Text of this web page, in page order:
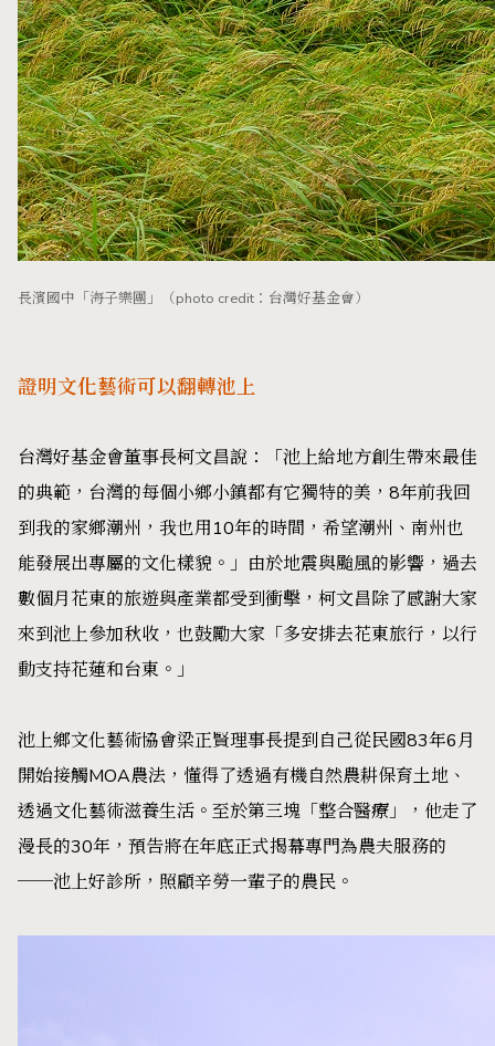
長濱國中「海子樂團」（photo credit：台灣好基金會）
證明文化藝術可以翻轉池上
台灣好基金會董事長柯文昌說：「池上給地方創生帶來最佳
的典範，台灣的每個小鄉小鎮都有它獨特的美，8年前我回
到我的家鄉潮州，我也用10年的時間，希望潮州、南州也
能發展出專屬的文化樣貌。」由於地震與颱風的影響，過去
數個月花東的旅遊與產業都受到衝擊，柯文昌除了感謝大家
來到池上參加秋收，也鼓勵大家「多安排去花東旅行，以行
動支持花蓮和台東。」
池上鄉文化藝術協會梁正賢理事長提到自己從民國83年6月
開始接觸MOA農法，懂得了透過有機自然農耕保育土地、
透過文化藝術滋養生活。至於第三塊「整合醫療」，他走了
漫長的30年，預告將在年底正式揭幕專門為農夫服務的
──池上好診所，照顧辛勞一輩子的農民。